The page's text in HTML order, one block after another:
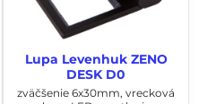
Lupa Levenhuk ZENO
DESK D0
zväčšenie 6x30mm, vrecková